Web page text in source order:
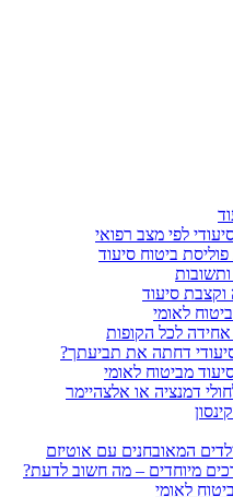
לפי מצב רפואי
ביטוח סיעוד
וקצבת סיעוד
לאומי
אחידה לכל הקופות
דחתה את תביעתך?
מביטוח לאומי
דמנציה או אלצהיימר
המאובחנים עם אוטיזם
מיוחדים – מה חשוב לדעת?
לאומי